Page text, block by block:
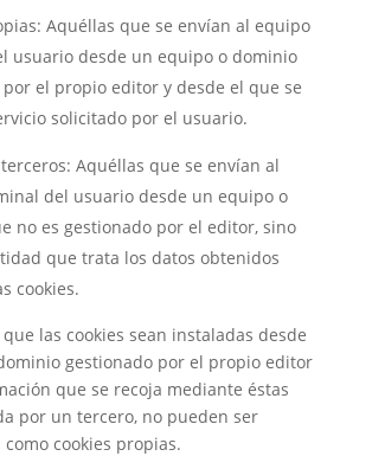
Aquéllas que se envían al equipo
usuario desde un equipo o dominio
el propio editor y desde el que se
solicitado por el usuario.
Aquéllas que se envían al
del usuario desde un equipo o
no es gestionado por el editor, sino
que trata los datos obtenidos
cookies.
que las cookies sean instaladas desde
gestionado por el propio editor
que se recoja mediante éstas
por un tercero, no pueden ser
cookies propias.